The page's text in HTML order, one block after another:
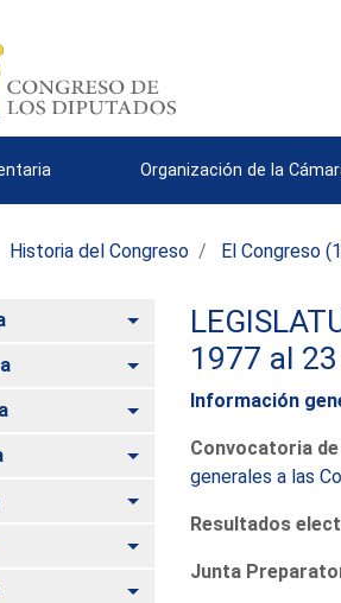
Organización de la
Historia del Congreso El Congreso
Alternar
Alternar
Alternar
Alternar
Alternar
Alternar
Alternar
1977 al
Información
Convocatoria
generales a las
Resultados
Junta